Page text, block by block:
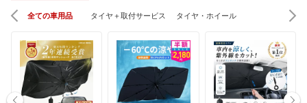
全ての車用品 タイヤ＋取付サービス タイヤ・ホイール